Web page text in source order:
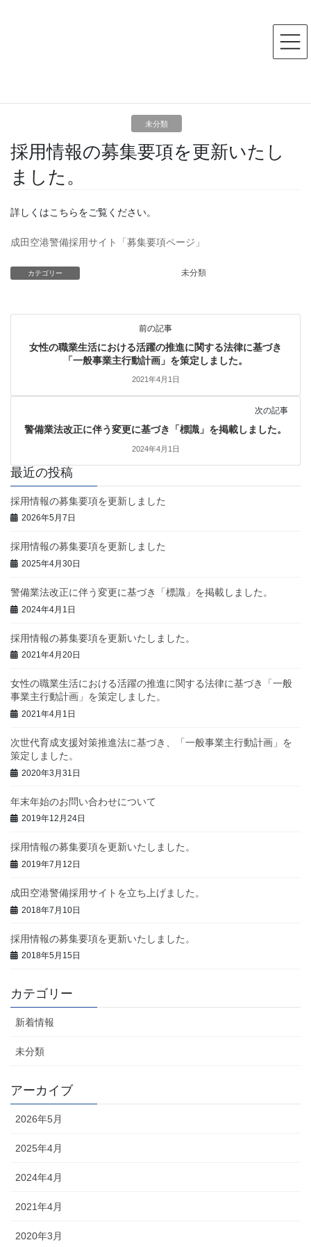
ッ
プ
移
動
未分類
採用情報の募集要項を更新いたし
ました。
詳しくはこちらをご覧ください。
成田空港警備採用サイト「募集要項ページ」
カテゴリー 未分類
前の記事
女性の職業生活における活躍の推進に関する法律に基づき
「一般事業主行動計画」を策定しました。
2021年4月1日
次の記事
警備業法改正に伴う変更に基づき「標識」を掲載しました。
2024年4月1日
最近の投稿
採用情報の募集要項を更新しました
2026年5月7日
採用情報の募集要項を更新しました
2025年4月30日
警備業法改正に伴う変更に基づき「標識」を掲載しました。
2024年4月1日
採用情報の募集要項を更新いたしました。
2021年4月20日
女性の職業生活における活躍の推進に関する法律に基づき「一般
事業主行動計画」を策定しました。
2021年4月1日
次世代育成支援対策推進法に基づき、「一般事業主行動計画」を
策定しました。
2020年3月31日
年末年始のお問い合わせについて
2019年12月24日
採用情報の募集要項を更新いたしました。
2019年7月12日
成田空港警備採用サイトを立ち上げました。
2018年7月10日
採用情報の募集要項を更新いたしました。
2018年5月15日
カテゴリー
新着情報
未分類
アーカイブ
2026年5月
2025年4月
2024年4月
2021年4月
2020年3月